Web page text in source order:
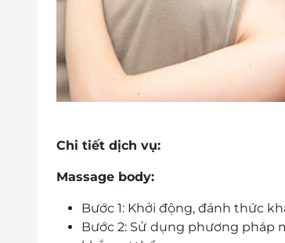
Chi tiết dịch vụ:
Massage body:
Bước 1: Khởi động, đánh thức
Bước 2: Sử dụng phương pháp